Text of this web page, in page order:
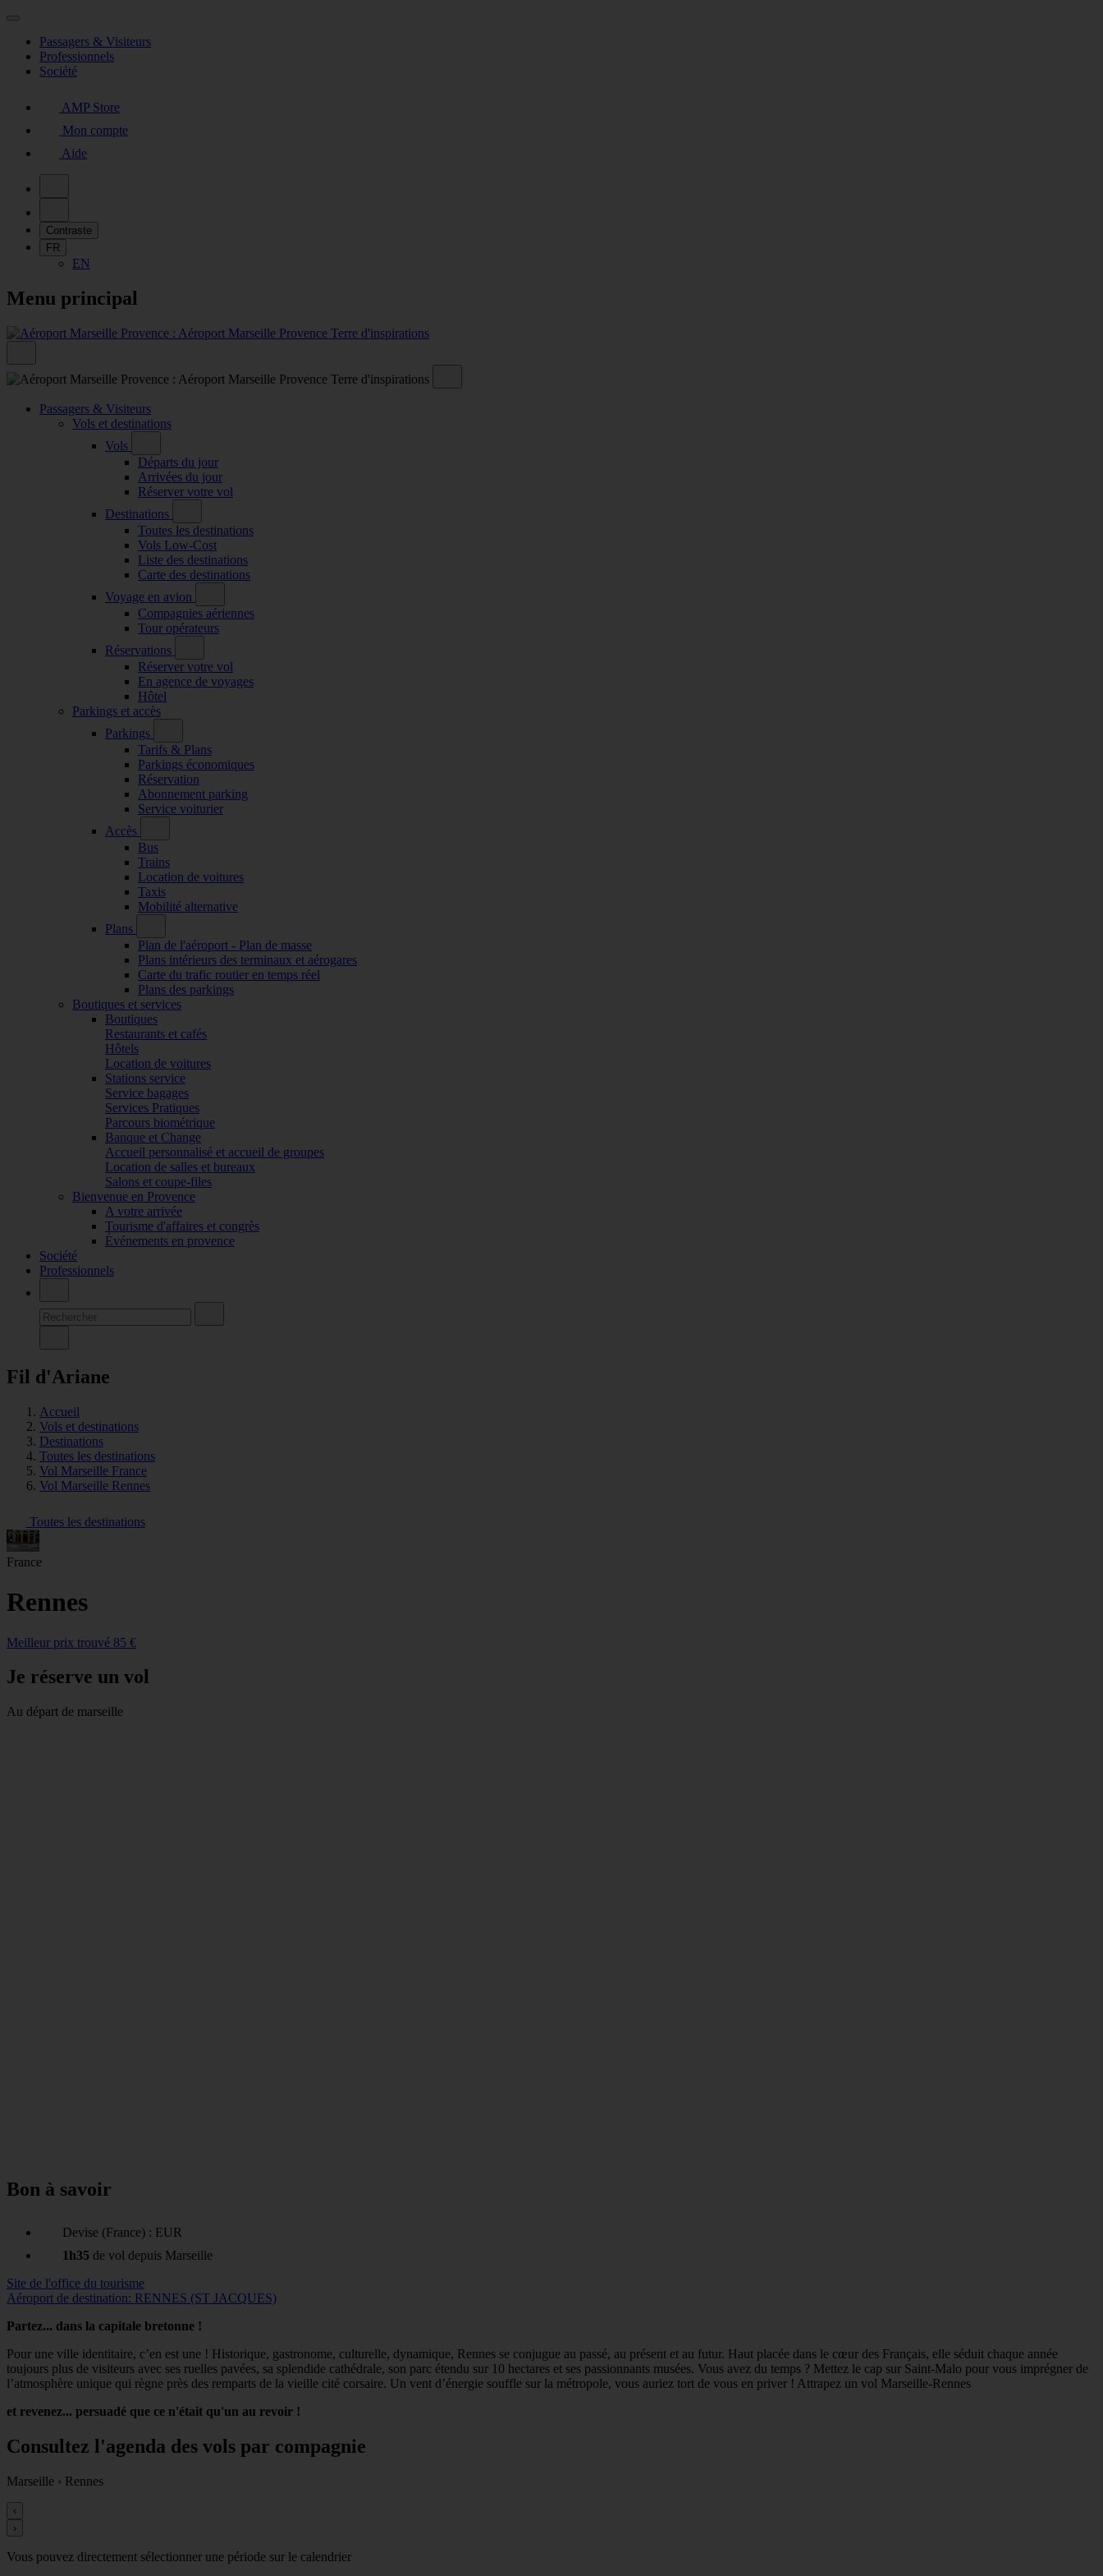
Passagers & Visiteurs
Professionnels
Société
AMP Store
Mon compte
Aide
Contraste
FR
EN
Menu principal
Passagers & Visiteurs
Vols et destinations
Vols
Départs du jour
Arrivées du jour
Réserver votre vol
Destinations
Toutes les destinations
Vols Low-Cost
Liste des destinations
Carte des destinations
Voyage en avion
Compagnies aériennes
Tour opérateurs
Réservations
Réserver votre vol
En agence de voyages
Hôtel
Parkings et accès
Parkings
Tarifs & Plans
Parkings économiques
Réservation
Abonnement parking
Service voiturier
Accès
Bus
Trains
Location de voitures
Taxis
Mobilité alternative
Plans
Plan de l'aéroport - Plan de masse
Plans intérieurs des terminaux et aérogares
Carte du trafic routier en temps réel
Plans des parkings
Boutiques et services
Boutiques
Restaurants et cafés
Hôtels
Location de voitures
Stations service
Service bagages
Services Pratiques
Parcours biométrique
Banque et Change
Accueil personnalisé et accueil de groupes
Location de salles et bureaux
Salons et coupe-files
Bienvenue en Provence
A votre arrivée
Tourisme d'affaires et congrès
Événements en provence
Société
Professionnels
Fil d'Ariane
Accueil
Vols et destinations
Destinations
Toutes les destinations
Vol Marseille France
Vol Marseille Rennes
Toutes les destinations
France
Rennes
Meilleur prix trouvé 85 €
Je réserve un vol
Au départ de marseille
Bon à savoir
Devise (France) : EUR
1h35 de vol depuis Marseille
Site de l'office du tourisme
Aéroport de destination: RENNES (ST JACQUES)
Partez... dans la capitale bretonne !
Pour une ville identitaire, c’en est une ! Historique, gastronome, culturelle, dynamique, Rennes se conjugue au passé, au présent et au futur. Haut placée dans le cœur des Français, elle séduit chaque année
toujours plus de visiteurs avec ses ruelles pavées, sa splendide cathédrale, son parc étendu sur 10 hectares et ses passionnants musées. Vous avez du temps ? Mettez le cap sur Saint-Malo pour vous imprégner de
l’atmosphère unique qui règne près des remparts de la vieille cité corsaire. Un vent d’énergie souffle sur la métropole, vous auriez tort de vous en priver ! Attrapez un vol Marseille-Rennes
et revenez... persuadé que ce n'était qu'un au revoir !
Consultez l'agenda des vols par compagnie
Marseille › Rennes
‹
›
Vous pouvez directement sélectionner une période sur le calendrier